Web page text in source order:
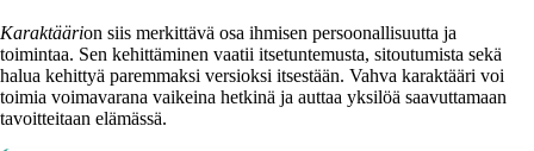
Karaktäärion siis merkittävä osa ihmisen persoonallisuutta ja
toimintaa. Sen kehittäminen vaatii itsetuntemusta, sitoutumista sekä
halua kehittyä paremmaksi versioksi itsestään. Vahva karaktääri voi
toimia voimavarana vaikeina hetkinä ja auttaa yksilöä saavuttamaan
tavoitteitaan elämässä.